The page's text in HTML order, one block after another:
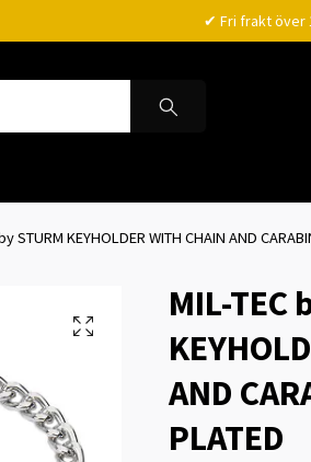
✔ Fri frakt över
STURM KEYHOLDER WITH CHAIN AND
MIL-TEC
AND
PLATED